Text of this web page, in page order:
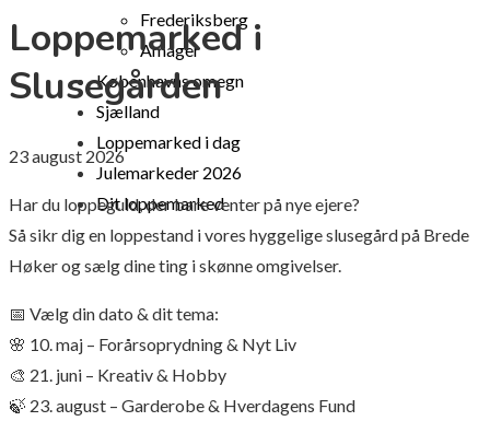
Frederiksberg
Amager
Københavns omegn
Sjælland
Loppemarked i dag
Julemarkeder 2026
Dit loppemarked
Loppemarked i
Slusegården
23august 2026
Har du loppeguld, der bare venter på nye ejere?
Så sikr dig en loppestand i vores hyggelige slusegård på Brede
Høker og sælg dine ting i skønne omgivelser.
📅 Vælg din dato & dit tema:
🌸 10. maj – Forårsoprydning & Nyt Liv
🎨 21. juni – Kreativ & Hobby
🍃 23. august – Garderobe & Hverdagens Fund